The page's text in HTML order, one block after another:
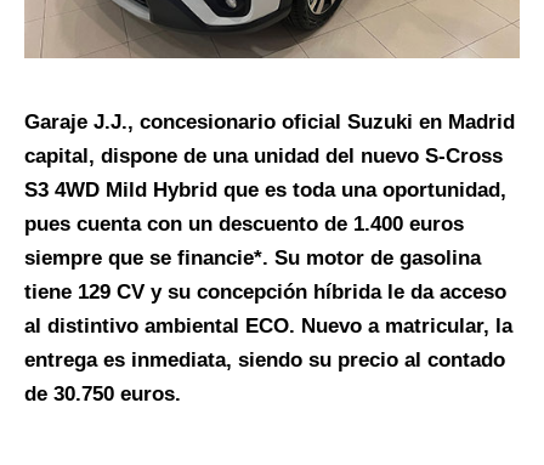
Garaje J.J., concesionario oficial Suzuki en Madrid
capital, dispone de una unidad del nuevo S-Cross
S3 4WD Mild Hybrid que es toda una oportunidad,
pues cuenta con un descuento de 1.400 euros
siempre que se financie*. Su motor de gasolina
tiene 129 CV y su concepción híbrida le da acceso
al distintivo ambiental ECO. Nuevo a matricular, la
entrega es inmediata, siendo su precio al contado
de 30.750 euros.